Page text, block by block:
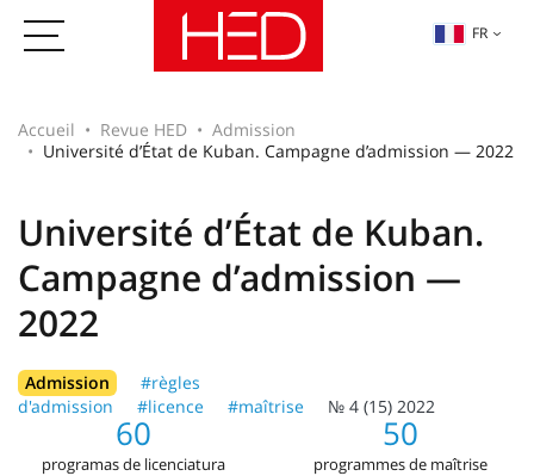
FR
Accueil Revue HED
Admission
Université d’État de Kuban. Campagne d’admission — 2022
Université d’État de Kuban.
Campagne d’admission —
2022
Admission
#règles
d'admission
#licence #maîtrise № 4 (15) 2022
60
programas de licenciatura
50
programmes de maîtrise